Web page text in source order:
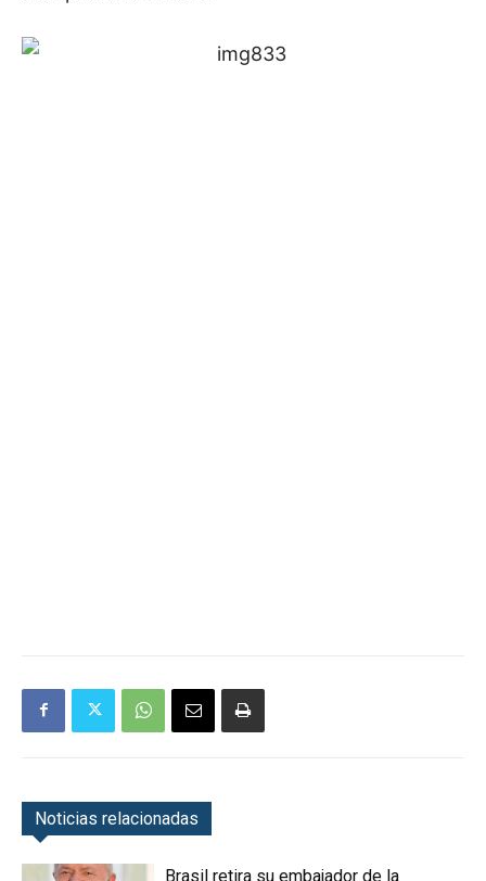
Noticias relacionadas
Brasil retira su embajador de la